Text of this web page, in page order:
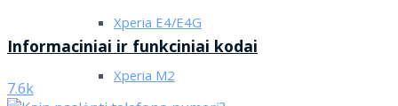
Xperia E4/E4G
Xperia M2
Informaciniai ir funkciniai kodai
7.6k